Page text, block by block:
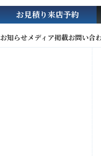
お知らせメディア掲載お問い合
お見積り来店予約